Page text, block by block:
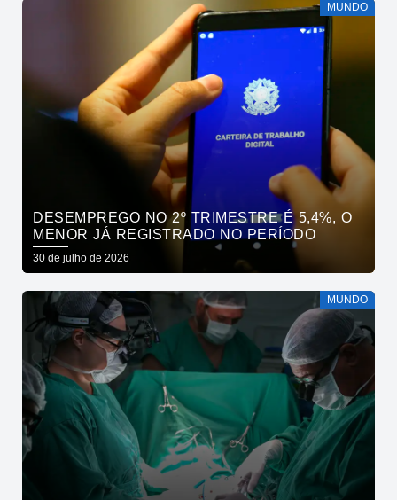
MUNDO
DESEMPREGO NO 2º TRIMESTRE É 5,4%, O
MENOR JÁ REGISTRADO NO PERÍODO
30 de julho de 2026
MUNDO